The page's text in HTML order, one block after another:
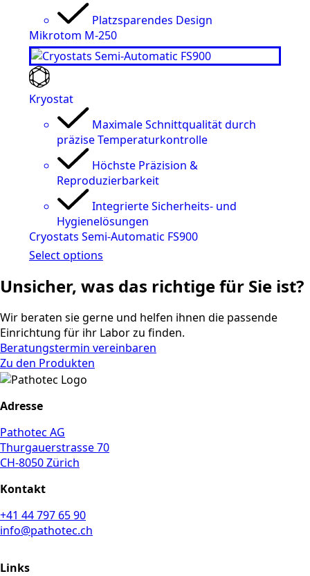
Platzsparendes Design
Mikrotom M-250
Kryostat
Maximale Schnittqualität durch
präzise Temperaturkontrolle
Höchste Präzision &
Reproduzierbarkeit
Integrierte Sicherheits- und
Hygienelösungen
Cryostats Semi-Automatic FS900
Select options
Unsicher, was das richtige für Sie ist?
Wir beraten sie gerne und helfen ihnen die passende
Einrichtung für ihr Labor zu finden.
Beratungstermin vereinbaren
Zu den Produkten
Adresse
Pathotec AG
Thurgauerstrasse 70
CH-8050 Zürich
Kontakt
+41 44 797 65 90
info@pathotec.ch
Links